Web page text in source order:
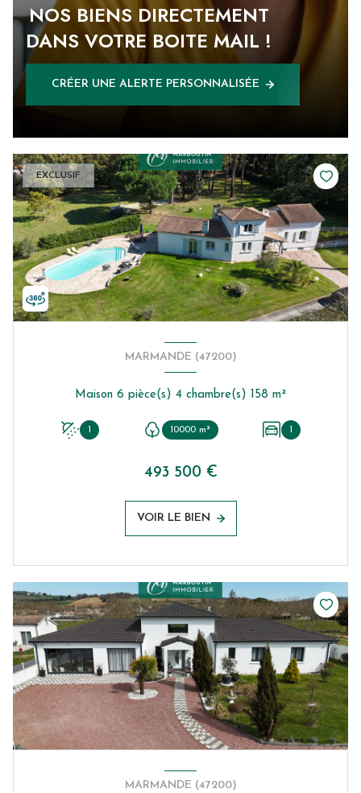
NOS BIENS DIRECTEMENT
DANS VOTRE BOITE MAIL !
CRÉER UNE ALERTE PERSONNALISÉE
EXCLUSIF
MARMANDE (47200)
Maison 6 pièce(s) 4 chambre(s) 158 m²
1 10000 m² 1
493 500 €
VOIR LE BIEN
MARMANDE (47200)